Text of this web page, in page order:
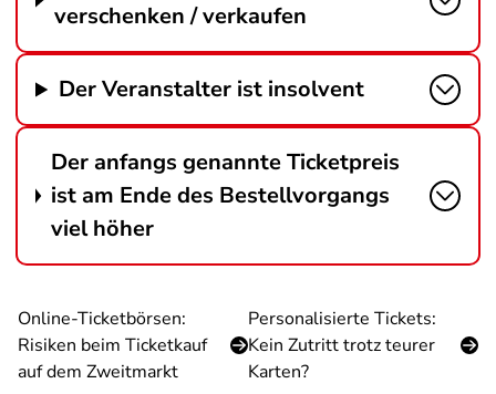
verschenken / verkaufen
Der Veranstalter ist insolvent
Der anfangs genannte Ticketpreis
ist am Ende des Bestellvorgangs
viel höher
Online-Ticketbörsen:
Risiken beim Ticketkauf
auf dem Zweitmarkt
Personalisierte Tickets:
Kein Zutritt trotz teurer
Karten?